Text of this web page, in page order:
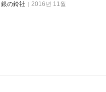
銀の鈴社 2016년 11월